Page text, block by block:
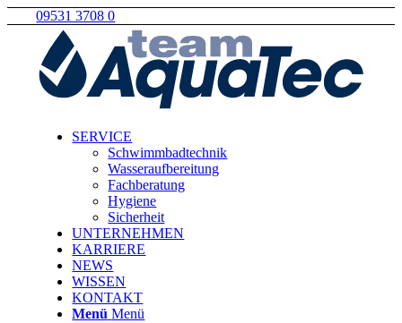
09531 3708 0
SERVICE
Schwimmbadtechnik
Wasseraufbereitung
Fachberatung
Hygiene
Sicherheit
UNTERNEHMEN
KARRIERE
NEWS
WISSEN
KONTAKT
Menü Menü